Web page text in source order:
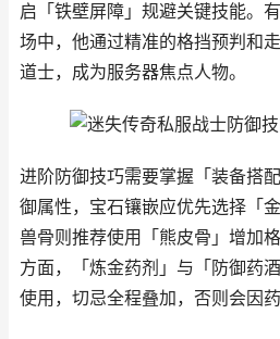
启「铁壁屏障」规避关键技能。
场中，他通过精准的格挡预判和
道士，成为服务器焦点人物。
进阶防御技巧需要掌握「装备搭
御属性，宝石镶嵌应优先选择「
兽骨则推荐使用「熊皮骨」增加
方面，「炼金药剂」与「防御药
使用，切忌全程叠加，否则会因